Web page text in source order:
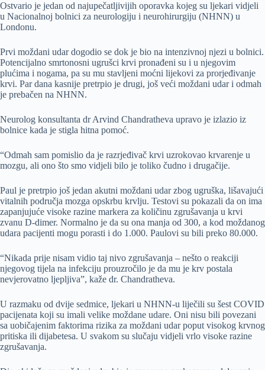
Ostvario je jedan od najupečatljivijih oporavka kojeg su ljekari vidjeli
u Nacionalnoj bolnici za neurologiju i neurohirurgiju (NHNN) u
Londonu.
Prvi moždani udar dogodio se dok je bio na intenzivnoj njezi u bolnici.
Potencijalno smrtonosni ugrušci krvi pronađeni su i u njegovim
plućima i nogama, pa su mu stavljeni moćni lijekovi za prorjeđivanje
krvi. Par dana kasnije pretrpio je drugi, još veći moždani udar i odmah
je prebačen na NHNN.
Neurolog konsultanta dr Arvind Chandratheva upravo je izlazio iz
bolnice kada je stigla hitna pomoć.
“Odmah sam pomislio da je razrjeđivač krvi uzrokovao krvarenje u
mozgu, ali ono što smo vidjeli bilo je toliko čudno i drugačije.
Paul je pretrpio još jedan akutni moždani udar zbog ugruška, lišavajući
vitalnih područja mozga opskrbu krvlju. Testovi su pokazali da on ima
zapanjujuće visoke razine markera za količinu zgrušavanja u krvi
zvanu D-dimer. Normalno je da su ona manja od 300, a kod moždanog
udara pacijenti mogu porasti i do 1.000. Paulovi su bili preko 80.000.
“Nikada prije nisam vidio taj nivo zgrušavanja – nešto o reakciji
njegovog tijela na infekciju prouzročilo je da mu je krv postala
nevjerovatno ljepljiva”, kaže dr. Chandratheva.
U razmaku od dvije sedmice, ljekari u NHNN-u liječili su šest COVID
pacijenata koji su imali velike moždane udare. Oni nisu bili povezani
sa uobičajenim faktorima rizika za moždani udar poput visokog krvnog
pritiska ili dijabetesa. U svakom su slučaju vidjeli vrlo visoke razine
zgrušavanja.